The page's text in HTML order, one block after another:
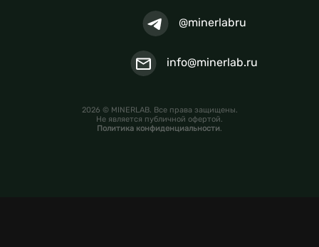
@minerlabru
info@minerlab.ru
2026 © MINERLAB. Все права защищены.
Не является публичной офертой.
Политика конфиденциальности.